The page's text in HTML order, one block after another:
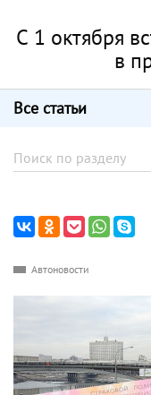
С 1 октября
в
Все статьи
Автоновости